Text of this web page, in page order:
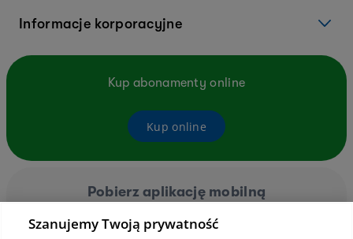
Informacje korporacyjne
Kup abonamenty online
Kup online
Pobierz aplikację mobilną
Szanujemy Twoją prywatność